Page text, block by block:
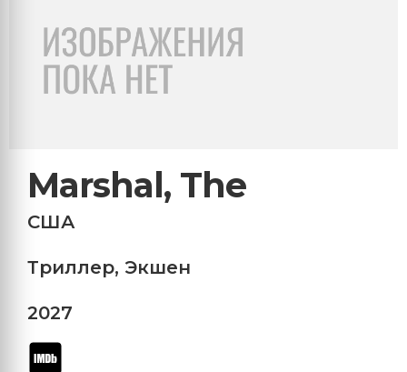
Marshal, The
США
Триллер, Экшен
2027